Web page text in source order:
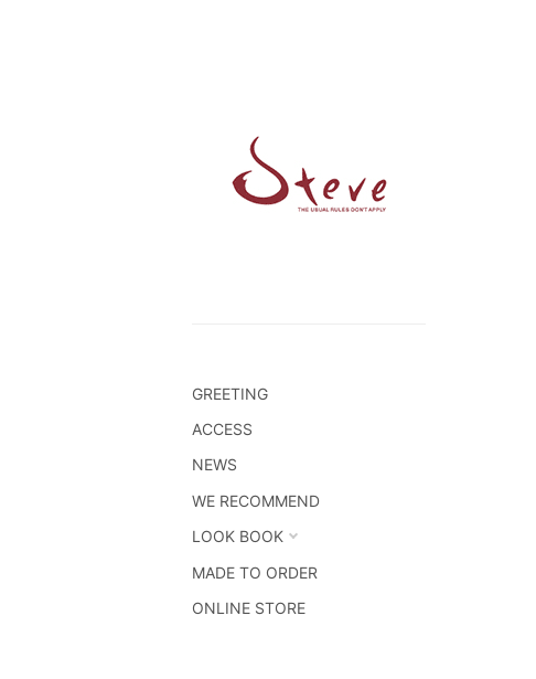
GREETING
ACCESS
NEWS
WE RECOMMEND
LOOK BOOK
MADE TO ORDER
ONLINE STORE